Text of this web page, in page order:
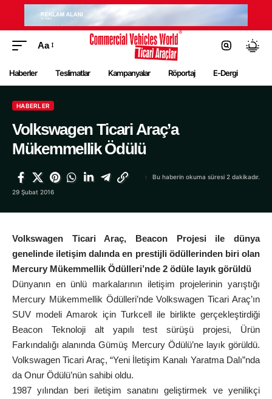
Aa
Haberler Teslimatlar Kampanyalar Röportaj E-Dergi
HABERLER
Volkswagen Ticari Araç’a
Mükemmellik Ödülü
29 Şubat 2016
Bu haberin okuma süresi 2 dakikadır.
Volkswagen Ticari Araç, Beacon Projesi ile dünya
genelinde iletişim dalında en prestijli ödüllerinden biri olan
Mercury Mükemmellik Ödülleri’nde 2 ödüle layık görüldü
Dünyanın en ünlü markalarının iletişim projelerinin yarıştığı
Mercury Mükemmellik Ödülleri’nde Volkswagen Ticari Araç’ın
SUV modeli Amarok için Turkcell ile birlikte gerçekleştirdiği
Beacon Teknoloji alt yapılı test sürüşü projesi, Ürün
Farkındalığı alanında Gümüş Mercury Ödülü’ne layık görüldü.
Volkswagen Ticari Araç, “Yeni İletişim Kanalı Yaratma Dalı”nda
da Onur Ödülü’nün sahibi oldu.
1987 yılından beri iletişim sanatını geliştirmek ve yenilikçi